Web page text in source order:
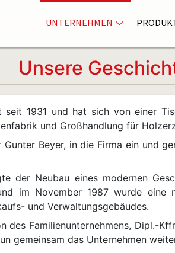
UNTERNEHMEN
Unsere
seit 1931 und hat sich von einer
und Großhandlung für
Beyer, in die Firma ein und
der Neubau eines modernen
im November 1987 wurde eine
und Verwaltungsgebäudes.
Familienunternehmens, Dipl.-
gemeinsam das Unternehmen